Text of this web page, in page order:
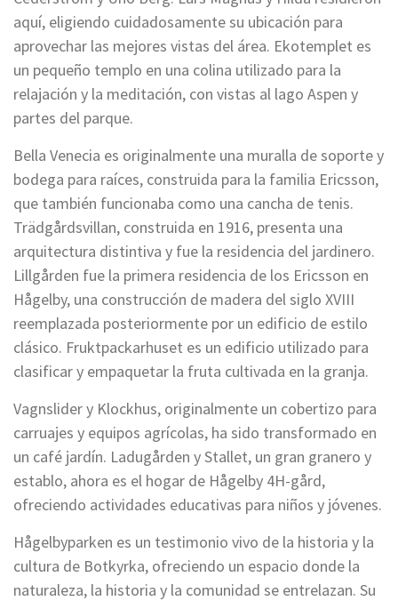
aquí, eligiendo cuidadosamente su ubicación para
aprovechar las mejores vistas del área. Ekotemplet es
un pequeño templo en una colina utilizado para la
relajación y la meditación, con vistas al lago Aspen y
partes del parque.
Bella Venecia es originalmente una muralla de soporte y
bodega para raíces, construida para la familia Ericsson,
que también funcionaba como una cancha de tenis.
Trädgårdsvillan, construida en 1916, presenta una
arquitectura distintiva y fue la residencia del jardinero.
Lillgården fue la primera residencia de los Ericsson en
Hågelby, una construcción de madera del siglo XVIII
reemplazada posteriormente por un edificio de estilo
clásico. Fruktpackarhuset es un edificio utilizado para
clasificar y empaquetar la fruta cultivada en la granja.
Vagnslider y Klockhus, originalmente un cobertizo para
carruajes y equipos agrícolas, ha sido transformado en
un café jardín. Ladugården y Stallet, un gran granero y
establo, ahora es el hogar de Hågelby 4H-gård,
ofreciendo actividades educativas para niños y jóvenes.
Hågelbyparken es un testimonio vivo de la historia y la
cultura de Botkyrka, ofreciendo un espacio donde la
naturaleza, la historia y la comunidad se entrelazan. Su